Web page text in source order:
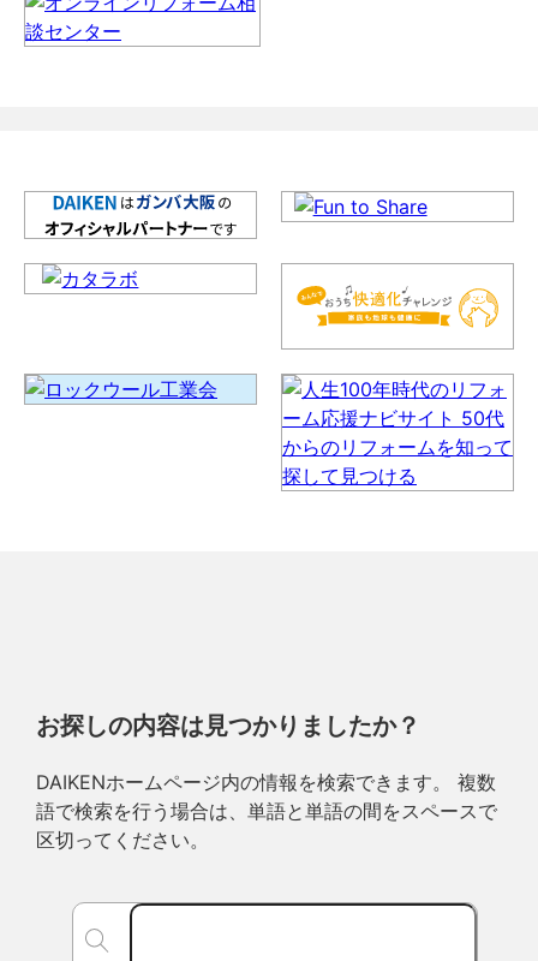
お探しの内容は見つかりましたか？
DAIKENホームページ内の情報を検索できます。 複数
語で検索を行う場合は、単語と単語の間をスペースで
区切ってください。